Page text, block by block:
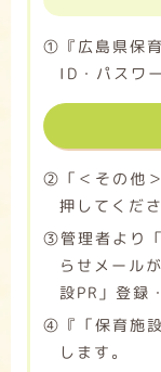
➀『広島県保
ID・パスワ
➁「＜その他
押してくださ
➂管理者より
らせメール
設PR」登録
➃『「保育施
します。